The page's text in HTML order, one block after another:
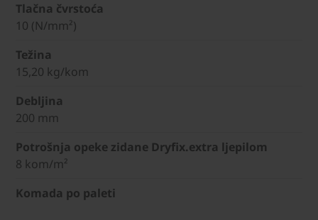
Tlačna čvrstoća
10 (N/mm²)
Težina
15,20 kg/kom
Debljina
200 mm
Potrošnja opeke zidane Dryfix.extra ljepilom
8 kom/m²
Komada po paleti